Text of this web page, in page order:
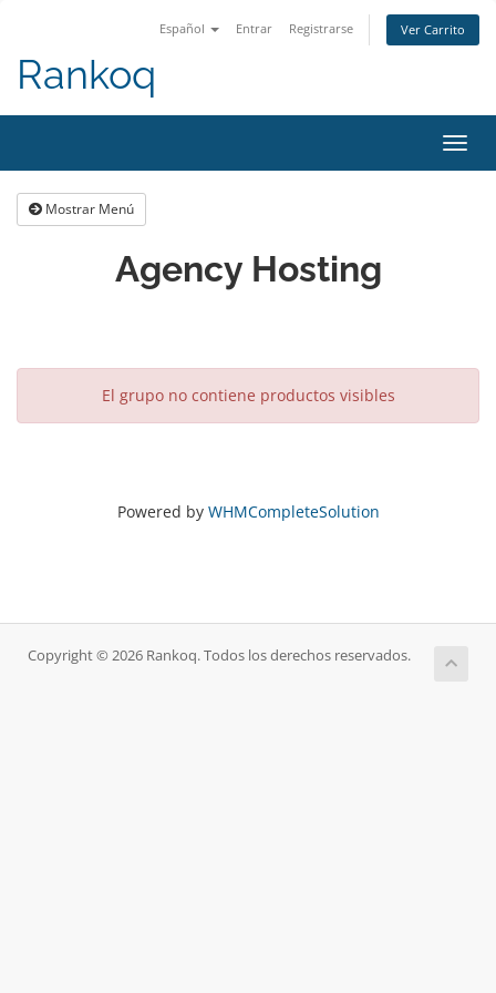
Español Entrar Registrarse Ver Carrito
Rankoq
Mostrar Menú
Agency Hosting
El grupo no contiene productos visibles
Powered by WHMCompleteSolution
Copyright © 2026 Rankoq. Todos los derechos reservados.